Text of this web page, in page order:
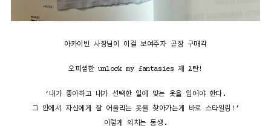
아카이빈 사장님이 이걸 보여주자 곧장 구매각
오피셜한 unlock my fantasies 제 2탄!
‘내가 좋아하고 내가 선택한 일에 맞는 옷을 입어야 한다.
그 안에서 자신에게 잘 어울리는 옷을 찾아가는게 바로 스타일링!’
이렇게 외치는 동생.